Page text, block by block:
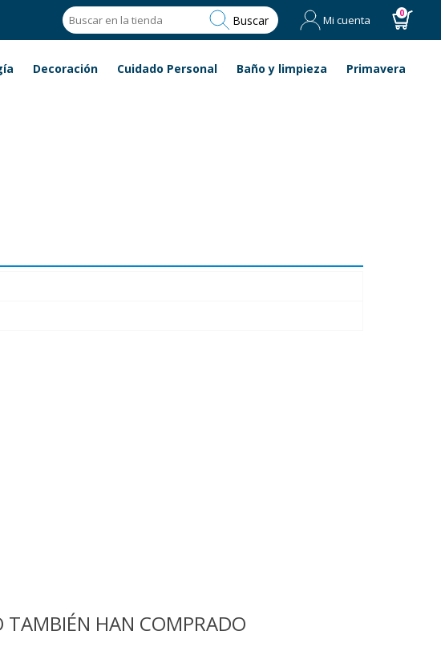
Buscar Mi cuenta 0
Decoración Cuidado Personal Baño y limpieza Primavera
TAMBIÉN HAN COMPRADO